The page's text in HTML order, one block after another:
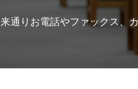
通りお電話やファックス、